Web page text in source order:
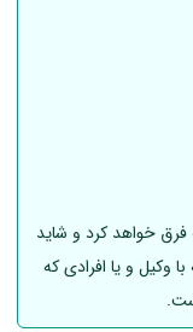
فرق خواهد کرد و شاید
وکیل و یا افرادی که